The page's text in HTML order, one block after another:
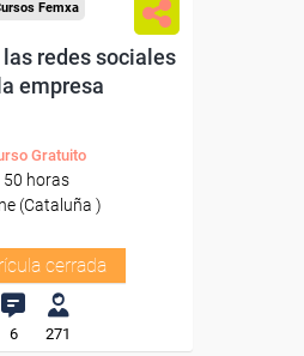
Femxa
redes sociales
empresa
Gratuito
50 horas
(Cataluña )
cerrada
6 271